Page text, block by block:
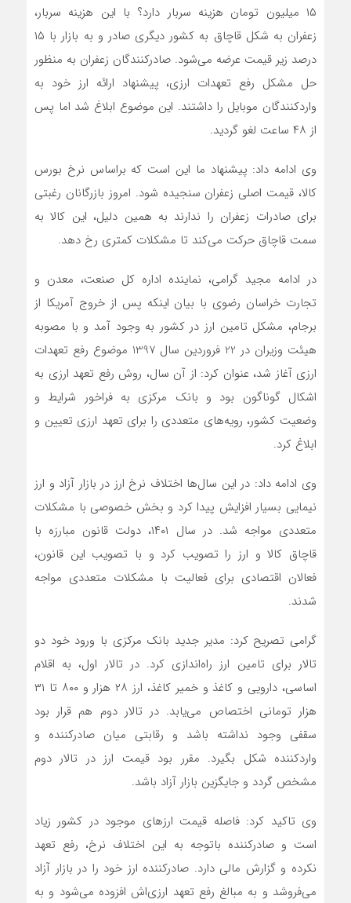
۱۵ میلیون تومان هزینه سربار دارد؟ با این هزینه سربار،
زعفران به شکل قاچاق به کشور دیگری صادر و به بازار با ۱۵
درصد زیر قیمت عرضه می‌شود. صادرکنندگان زعفران به منظور
حل مشکل رفع تعهدات ارزی، پیشنهاد ارائه ارز خود به
واردکنندگان موبایل را داشتند. این موضوع ابلاغ شد اما پس
از ۴۸ ساعت لغو گردید.
وی ادامه داد: پیشنهاد ما این است که براساس نرخ بورس
کالا، قیمت اصلی زعفران سنجیده شود. امروز بازرگانان رغبتی
برای صادرات زعفران را ندارند به همین دلیل، این کالا به
سمت قاچاق حرکت می‌کند تا مشکلات کمتری رخ دهد.
در ادامه مجید گرامی، نماینده اداره کل صنعت، معدن و
تجارت خراسان رضوی با بیان اینکه پس از خروج آمریکا از
برجام، مشکل تامین ارز در کشور به وجود آمد و با مصوبه
هیئت وزیران در 22 فروردین سال 1397 موضوع رفع تعهدات
ارزی آغاز شد، عنوان کرد: از آن سال، روش رفع تعهد ارزی به
اشکال گوناگون بود و بانک مرکزی به فراخور شرایط و
وضعیت کشور، رویه‌های متعددی را برای تعهد ارزی تعیین و
ابلاغ کرد.
وی ادامه داد: در این سال‌ها اختلاف نرخ ارز در بازار آزاد و ارز
نیمایی بسیار افزایش پیدا کرد و بخش خصوصی با مشکلات
متعددی مواجه شد. در سال ۱۴۰۱، دولت قانون مبارزه با
قاچاق کالا و ارز را تصویب کرد و با تصویب این قانون،
فعالان اقتصادی برای فعالیت با مشکلات متعددی مواجه
شدند.
گرامی تصریح کرد: مدیر جدید بانک مرکزی با ورود خود دو
تالار برای تامین ارز راه‌اندازی کرد. در تالار اول، به اقلام
اساسی، دارویی و کاغذ و خمیر کاغذ، ارز ۲۸ هزار و ۸۰۰ تا ۳۱
هزار تومانی اختصاص می‌یابد. در تالار دوم هم قرار بود
سقفی وجود نداشته باشد و رقابتی میان صادرکننده و
واردکننده شکل بگیرد. مقرر بود قیمت ارز در تالار دوم
مشخص گردد و جایگزین بازار آزاد باشد.
وی تاکید کرد: فاصله قیمت ارز‌های موجود در کشور زیاد
است و صادرکننده باتوجه به این اختلاف نرخ، رفع تعهد
نکرده و گزارش مالی دارد. صادرکننده ارز خود را در بازار آزاد
می‌فروشد و به مبالغ رفع تعهد ارزی‌اش افزوده می‌شود و به